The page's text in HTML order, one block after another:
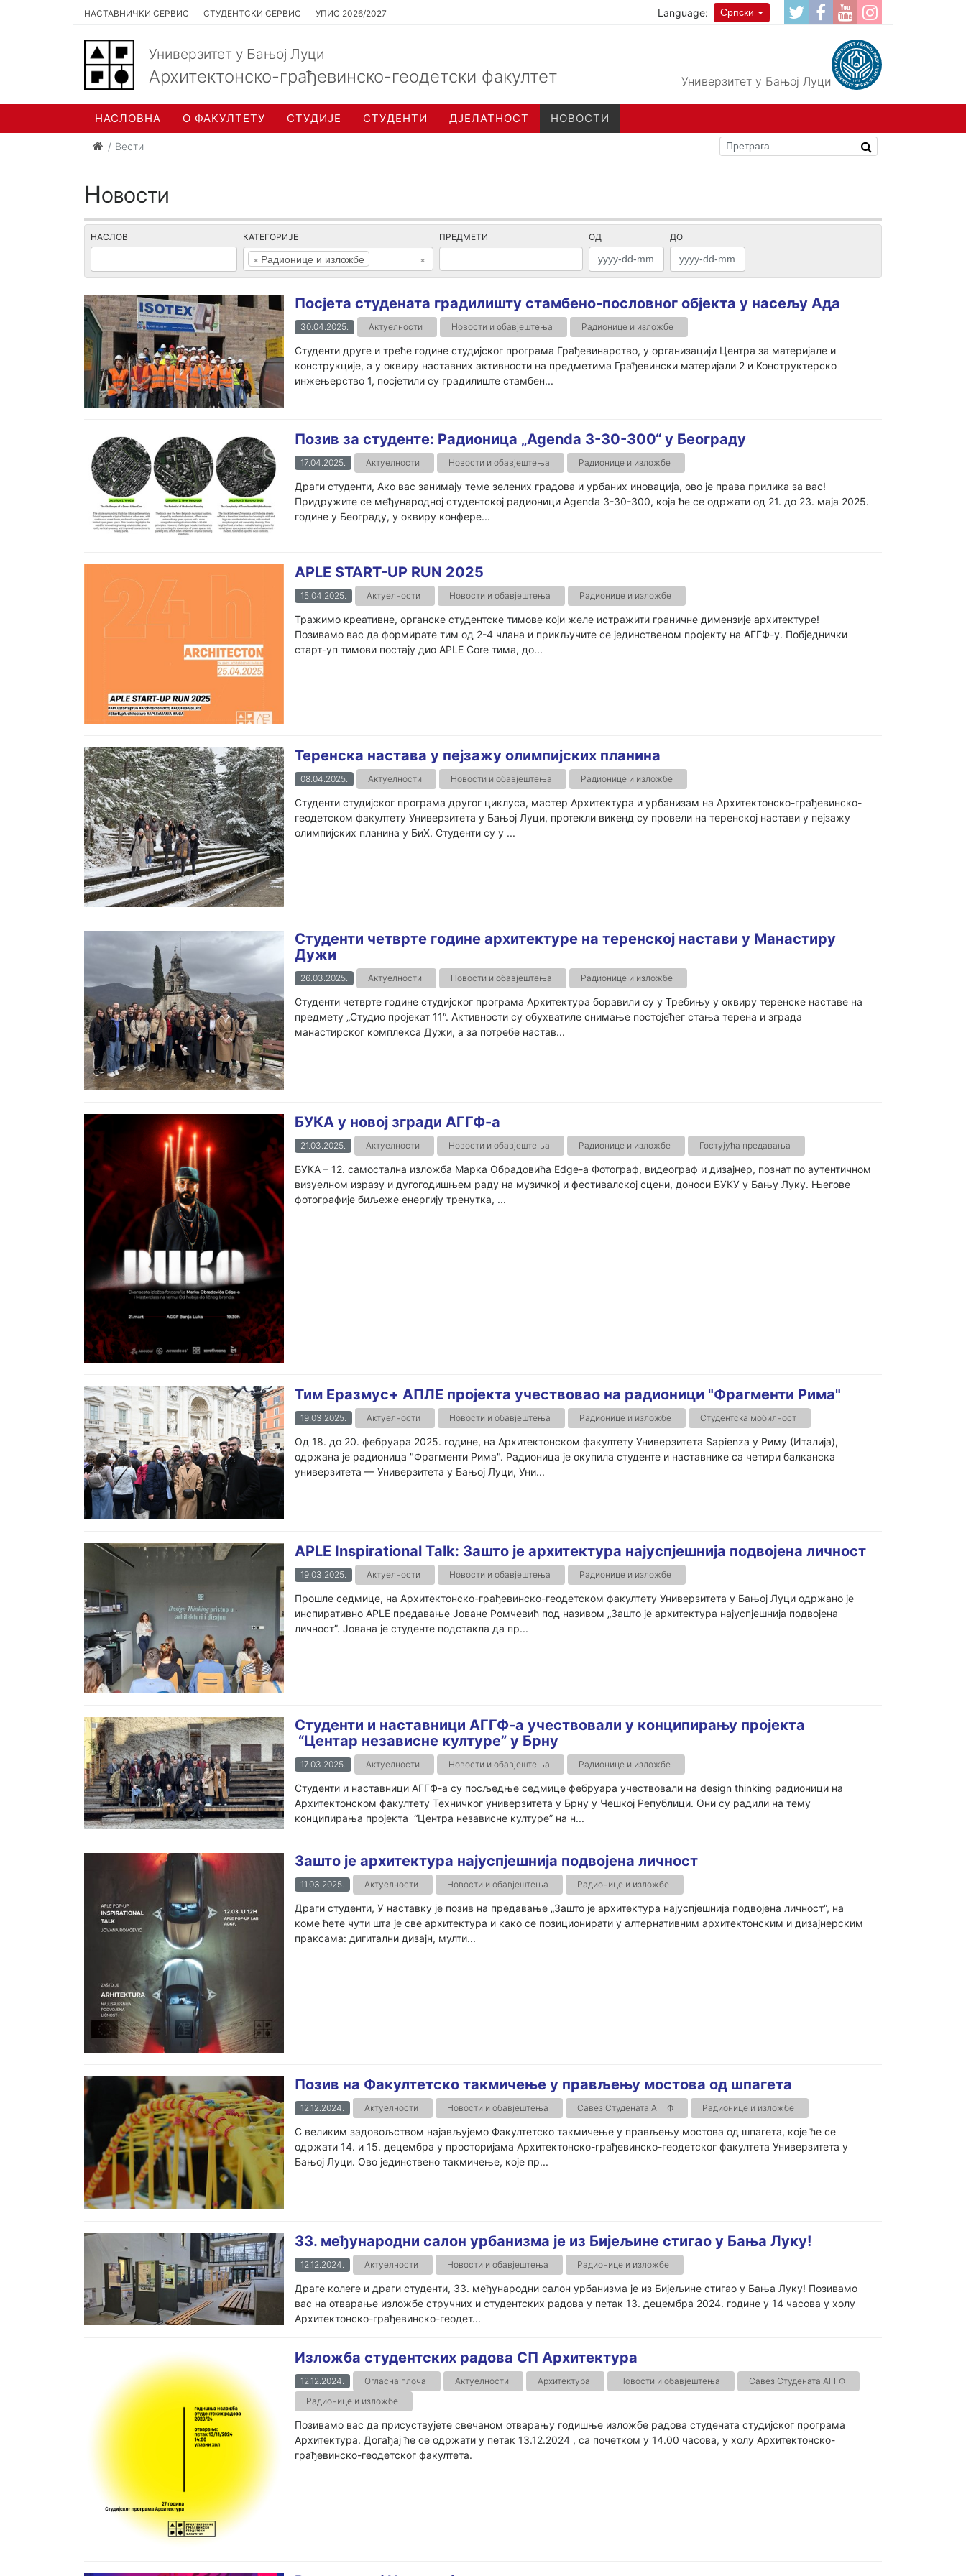
НАСТАВНИЧКИ СЕРВИС СТУДЕНТСКИ СЕРВИС УПИС 2026/2027 Language: Српски
Универзитет у Бањој Луци
Архитектонско-грађевинско-геодетски факултет Универзитет у Бањој Луци
НАСЛОВНА О ФАКУЛТЕТУ СТУДИЈЕ СТУДЕНТИ ДЈЕЛАТНОСТ НОВОСТИ
Вести
Новости
НАСЛОВ КАТЕГОРИЈЕ
×
× Радионице и изложбе
ПРЕДМЕТИ ОД ДО
Посјета студената градилишту стамбено-пословног oбјекта у насељу Ада
30.04.2025. Актуелности Новости и обавјештења Радионице и изложбе
Студенти друге и треће године студијског програма Грађевинарство, у организацији Центра за материјале и
конструкције, а у оквиру наставних активности на предметима Грађевински материјали 2 и Конструктерско
инжењерство 1, посјетили су градилиште стамбен...
Позив за студенте: Радионица „Agenda 3-30-300“ у Београду
17.04.2025. Актуелности Новости и обавјештења Радионице и изложбе
Драги студенти, Ако вас занимају теме зелених градова и урбаних иновација, ово је права прилика за вас!
Придружите се међународној студентској радионици Agenda 3-30-300, која ће се одржати од 21. до 23. маја 2025.
године у Београду, у оквиру конфере...
APLE START-UP RUN 2025
15.04.2025. Актуелности Новости и обавјештења Радионице и изложбе
Тражимо креативне, органске студентске тимове који желе истражити граничне димензије архитектуре!
Позивамо вас да формирате тим од 2-4 члана и прикључите се јединственом пројекту на АГГФ-у. Побједнички
старт-уп тимови постају дио APLE Core тима, до...
Теренска настава у пејзажу олимпијских планина
08.04.2025. Актуелности Новости и обавјештења Радионице и изложбе
Студенти студијског програма другог циклуса, мастер Архитектура и урбанизам на Архитектонско-грађевинско-
геодетском факултету Универзитета у Бањој Луци, протекли викенд су провели на теренској настави у пејзажу
олимпијских планина у БиХ. Студенти су у ...
Студенти четврте године архитектуре на теренској настави у Манастиру
Дужи
26.03.2025. Актуелности Новости и обавјештења Радионице и изложбе
Студенти четврте године студијског програма Архитектура боравили су у Требињу у оквиру теренске наставе на
предмету „Студио пројекат 11“. Активности су обухватиле снимање постојећег стања терена и зграда
манастирског комплекса Дужи, а за потребе настав...
БУКА у новој згради АГГФ-а
21.03.2025. Актуелности Новости и обавјештења Радионице и изложбе Гостујућа предавања
БУКА – 12. самостална изложба Марка Обрадовића Edge-a Фотограф, видеограф и дизајнер, познат по аутентичном
визуелном изразу и дугогодишњем раду на музичкој и фестивалској сцени, доноси БУКУ у Бању Луку. Његове
фотографије биљеже енергију тренутка, ...
Тим Еразмус+ АПЛЕ пројекта учествовао на радионици "Фрагменти Рима"
19.03.2025. Актуелности Новости и обавјештења Радионице и изложбе Студентска мобилност
Од 18. до 20. фебруара 2025. године, на Архитектонском факултету Универзитета Sapienza у Риму (Италија),
одржана је радионица "Фрагменти Рима". Радионица је окупила студенте и наставнике са четири балканска
универзитета — Универзитета у Бањој Луци, Уни...
APLE Inspirational Talk: Зашто је архитектура најуспјешнија подвојена личност
19.03.2025. Актуелности Новости и обавјештења Радионице и изложбе
Прошле седмице, на Архитектонско-грађевинско-геодетском факултету Универзитета у Бањој Луци одржано је
инспиративно APLE предавање Јоване Ромчевић под називом „Зашто је архитектура најуспјешнија подвојена
личност”. Јована је студенте подстакла да пр...
Студенти и наставници АГГФ-а учествовали у конципирању пројекта
“Центар независне културе” у Брну
17.03.2025. Актуелности Новости и обавјештења Радионице и изложбе
Студенти и наставници АГГФ-а су посљедње седмице фебруара учествовали на design thinking радионици на
Архитектонском факултету Техничког универзитета у Брну у Чешкој Републици. Они су радили на тему
конципирања пројекта “Центра независне културе” на н...
Зашто је архитектура најуспјешнија подвојена личност
11.03.2025. Актуелности Новости и обавјештења Радионице и изложбе
Драги студенти, У наставку је позив на предавање „Зашто је архитектура најуспјешнија подвојена личност“, на
коме ћете чути шта је све архитектура и како се позиционирати у алтернативним архитектонским и дизајнерским
праксама: дигитални дизајн, мулти...
Позив на Факултетско такмичење у прављењу мостова од шпагета
12.12.2024. Актуелности Новости и обавјештења Савез Студената АГГФ Радионице и изложбе
С великим задовољством најављујемо Факултетско такмичење у прављењу мостова од шпагета, које ће се
одржати 14. и 15. децембра у просторијама Архитектонско-грађевинско-геодетског факултета Универзитета у
Бањој Луци. Ово јединствено такмичење, које пр...
33. међународни салон урбанизма је из Бијељине стигао у Бања Луку!
12.12.2024. Актуелности Новости и обавјештења Радионице и изложбе
Драге колеге и драги студенти, 33. међународни салон урбанизма је из Бијељине стигао у Бања Луку! Позивамо
вас на отварање изложбе стручних и студентских радова у петак 13. децембра 2024. године у 14 часова у холу
Архитектонско-грађевинско-геодет...
Изложба студентских радова СП Архитектура
12.12.2024. Огласна плоча Актуелности Архитектура Новости и обавјештења
Савез Студената АГГФ
Радионице и изложбе
Позивамо вас да присуствујете свечаном отварању годишње изложбе радова студената студијског програма
Архитектура. Догађај ће се одржати у петак 13.12.2024 , са почетком у 14.00 часова, у холу Архитектонско-
грађевинско-геодетског факултета.